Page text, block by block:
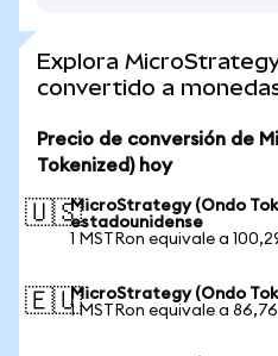
Explora
convertido a
Precio de conversión de
Tokenized) hoy
🇺🇸MicroStrategy (Ondo
estadounidense
1 MSTRon equivale a
🇪🇺MicroStrategy (Ondo
1 MSTRon equivale a